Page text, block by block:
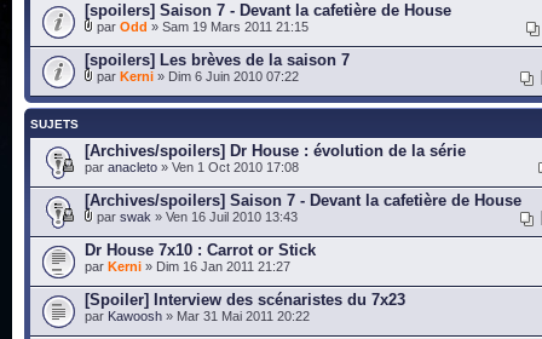
[spoilers] Saison 7 - Devant la cafetière de House
par Odd » Sam 19 Mars 2011 21:15
[spoilers] Les brèves de la saison 7
par Kerni » Dim 6 Juin 2010 07:22
SUJETS
[Archives/spoilers] Dr House : évolution de la série
par anacleto » Ven 1 Oct 2010 17:08
[Archives/spoilers] Saison 7 - Devant la cafetière de House
par swak » Ven 16 Juil 2010 13:43
Dr House 7x10 : Carrot or Stick
par Kerni » Dim 16 Jan 2011 21:27
[Spoiler] Interview des scénaristes du 7x23
par Kawoosh » Mar 31 Mai 2011 20:22